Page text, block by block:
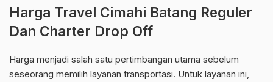
Harga Travel Cimahi Batang Reguler
Dan Charter Drop Off
Harga menjadi salah satu pertimbangan utama sebelum
seseorang memilih layanan transportasi. Untuk layanan ini,